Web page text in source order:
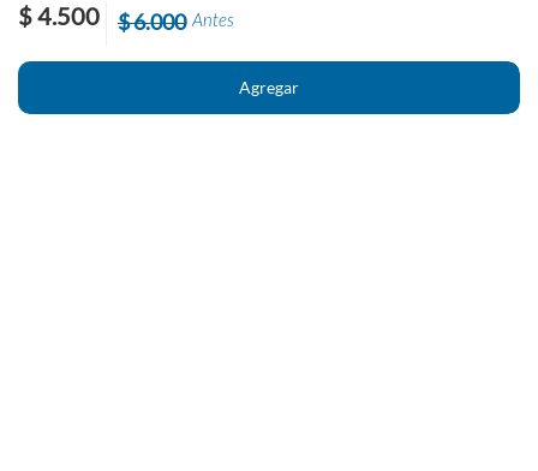
$ 4.500 Antes
$ 6.000